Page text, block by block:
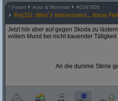
^ Forum Auto & Motorrad #2347836
Re(11): Wen´s interessiert... Neue
Jetzt hör aber auf gegen Skoda zu
vollem Mund bei nicht kauender Tätigkeit
An die dumme Stirne